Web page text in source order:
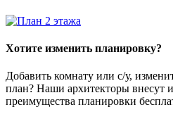
Хотите изменить планировку?
Добавить комнату или с/у,
план? Наши архитекторы внесут
преимущества планировки